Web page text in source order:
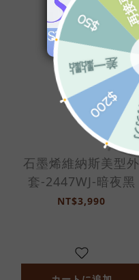
石墨烯維納斯美型外
套-2447WJ-暗夜黑
NT$3,990